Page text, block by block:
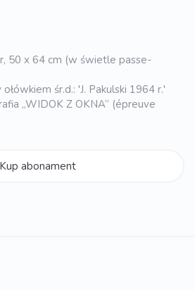
50 x 64 cm (w świetle passe-
śr.d.: 'J. Pakulski 1964 r.'
„WIDOK Z OKNA” (épreuve
Kup abonament